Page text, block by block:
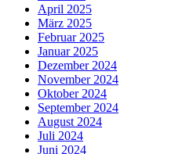
April 2025
März 2025
Februar 2025
Januar 2025
Dezember 2024
November 2024
Oktober 2024
September 2024
August 2024
Juli 2024
Juni 2024